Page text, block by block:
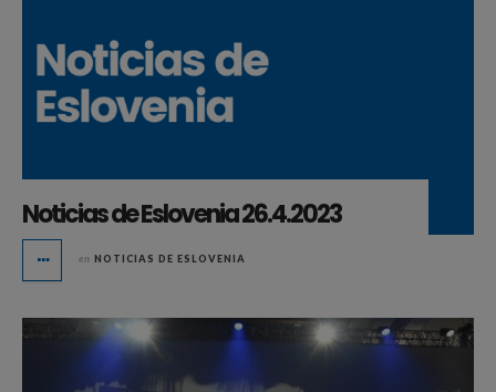
Noticias de Eslovenia 26.4.2023
en NOTICIAS DE ESLOVENIA